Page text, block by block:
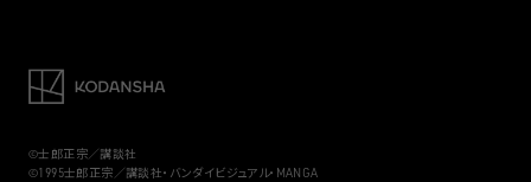
©士郎正宗／講談社
©1995士郎正宗／講談社・バンダイビジュアル・MANGA